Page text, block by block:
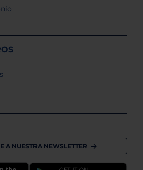
A NUESTRA NEWSLETTER